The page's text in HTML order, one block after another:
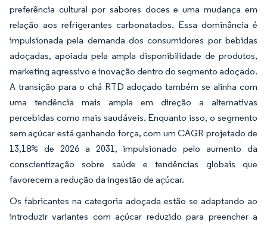
preferência cultural por sabores doces e uma mudança em
relação aos refrigerantes carbonatados. Essa dominância é
impulsionada pela demanda dos consumidores por bebidas
adoçadas, apoiada pela ampla disponibilidade de produtos,
marketing agressivo e inovação dentro do segmento adoçado.
A transição para o chá RTD adoçado também se alinha com
uma tendência mais ampla em direção a alternativas
percebidas como mais saudáveis. Enquanto isso, o segmento
sem açúcar está ganhando força, com um CAGR projetado de
13,18% de 2026 a 2031, impulsionado pelo aumento da
conscientização sobre saúde e tendências globais que
favorecem a redução da ingestão de açúcar.
Os fabricantes na categoria adoçada estão se adaptando ao
introduzir variantes com açúcar reduzido para preencher a